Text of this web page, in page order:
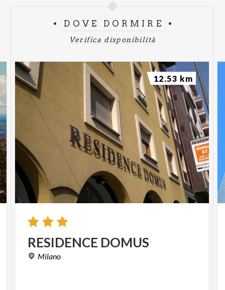
DOVE DORMIRE
Verifica disponibilità
RESIDENCE DOMUS
Milano
12.53 km